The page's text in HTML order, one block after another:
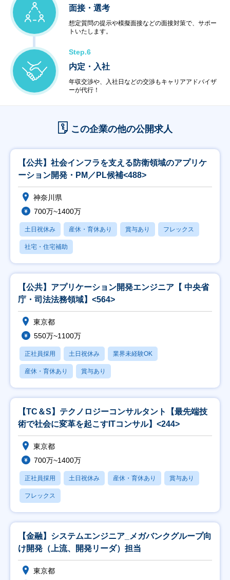
面接・選考
想定質問の提示や模擬面接などの面接対策で、サポー
トいたします。
Step.6
内定・入社
年収交渉や、入社日などの交渉もキャリアアドバイザ
ーが代行！
この企業の他の公開求人
【公共】社会インフラを支える防衛領域のアプリケ
ーション開発・PM／PL候補<488>
神奈川県
700万~1400万
土日祝休み 産休・育休あり 賞与あり フレックス
社宅・住宅補助
【公共】アプリケーション開発エンジニア【 中央省
庁・司法法務領域】<564>
東京都
550万~1100万
正社員採用 土日祝休み 業界未経験OK
産休・育休あり 賞与あり
【TC＆S】テクノロジーコンサルタント【最先端技
術で社会に変革を起こすITコンサル】<244>
東京都
700万~1400万
正社員採用 土日祝休み 産休・育休あり 賞与あり
フレックス
【金融】システムエンジニア_メガバンクグループ向
け開発（上流、開発リーダ）担当
東京都